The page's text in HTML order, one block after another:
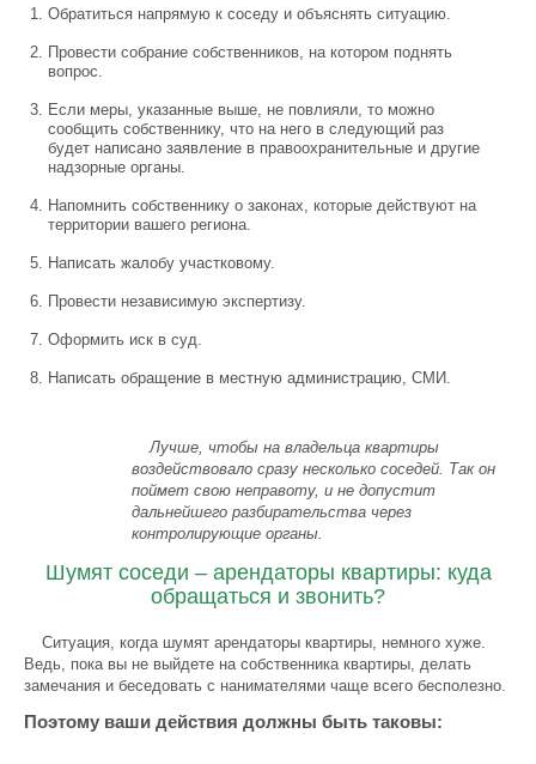
Обратиться напрямую к соседу и объяснять ситуацию.
Провести собрание собственников, на котором поднять
вопрос.
Если меры, указанные выше, не повлияли, то можно
сообщить собственнику, что на него в следующий раз
будет написано заявление в правоохранительные и другие
надзорные органы.
Напомнить собственнику о законах, которые действуют на
территории вашего региона.
Написать жалобу участковому.
Провести независимую экспертизу.
Оформить иск в суд.
Написать обращение в местную администрацию, СМИ.
Лучше, чтобы на владельца квартиры
воздействовало сразу несколько соседей. Так он
поймет свою неправоту, и не допустит
дальнейшего разбирательства через
контролирующие органы.
Шумят соседи – арендаторы квартиры: куда
обращаться и звонить?
Ситуация, когда шумят арендаторы квартиры, немного хуже.
Ведь, пока вы не выйдете на собственника квартиры, делать
замечания и беседовать с нанимателями чаще всего бесполезно.
Поэтому ваши действия должны быть таковы: